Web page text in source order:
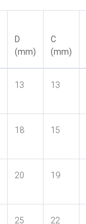
D
(mm)
C
(mm)
13 13
18 15
20 19
25 22